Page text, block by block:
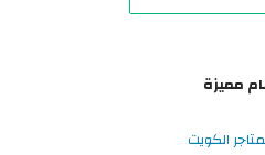
مميزة
الكويت